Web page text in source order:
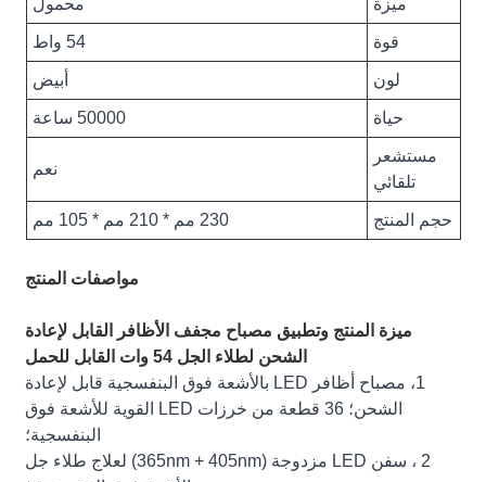
ميزة محمول
قوة 54 واط
لون أبيض
حياة 50000 ساعة
مستشعر
تلقائي
نعم
حجم المنتج 230 مم * 210 مم * 105 مم
مواصفات المنتج
ميزة المنتج وتطبيق مصباح مجفف الأظافر القابل لإعادة
الشحن لطلاء الجل 54 وات القابل للحمل
1، مصباح أظافر LED بالأشعة فوق البنفسجية قابل لإعادة
الشحن؛ 36 قطعة من خرزات LED القوية للأشعة فوق
البنفسجية؛
2 ، سفن LED مزدوجة (365nm + 405nm) لعلاج طلاء جل